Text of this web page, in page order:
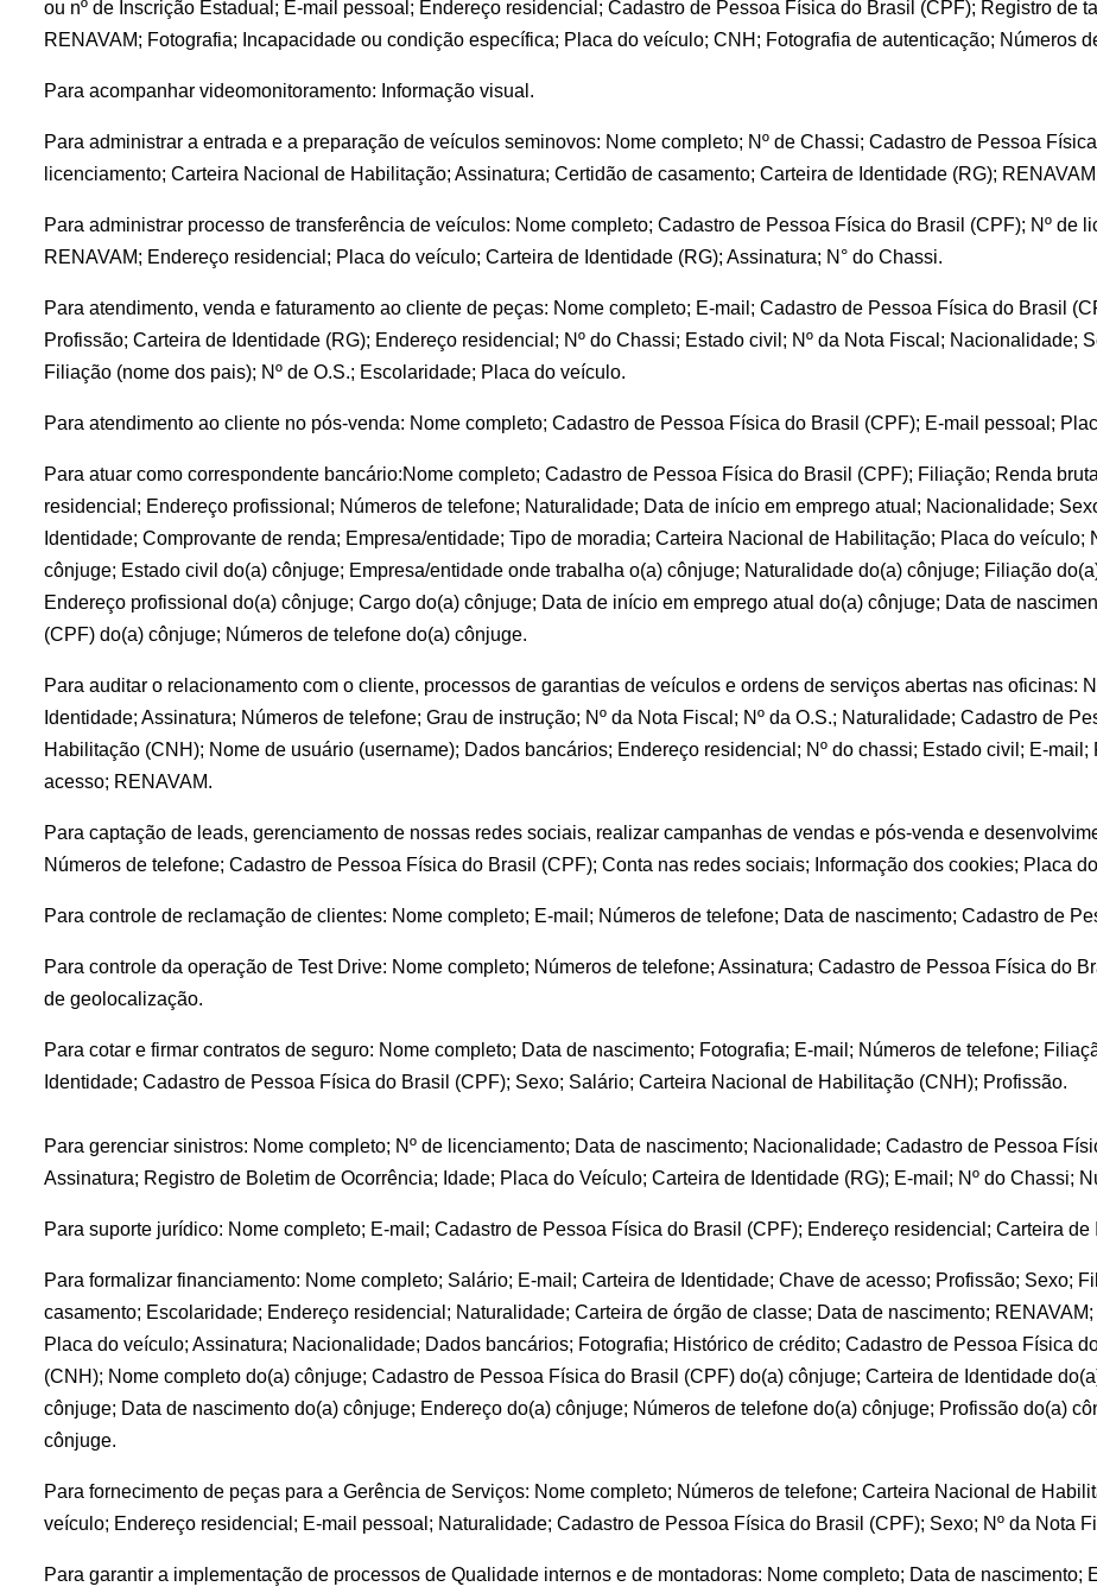
ou nº de Inscrição Estadual; E-mail pessoal; Endereço residencial; Cadastro de Pessoa Física do Brasil (CPF); Registro de
RENAVAM; Fotografia; Incapacidade ou condição específica; Placa do veículo; CNH; Fotografia de autenticação; Números
Para acompanhar videomonitoramento: Informação visual.
Para administrar a entrada e a preparação de veículos seminovos: Nome completo; Nº de Chassi; Cadastro de Pessoa
licenciamento; Carteira Nacional de Habilitação; Assinatura; Certidão de casamento; Carteira de Identidade (RG);
Para administrar processo de transferência de veículos: Nome completo; Cadastro de Pessoa Física do Brasil (CPF); Nº de
RENAVAM; Endereço residencial; Placa do veículo; Carteira de Identidade (RG); Assinatura; N° do Chassi.
Para atendimento, venda e faturamento ao cliente de peças: Nome completo; E-mail; Cadastro de Pessoa Física do Brasil
Profissão; Carteira de Identidade (RG); Endereço residencial; Nº do Chassi; Estado civil; Nº da Nota Fiscal; Nacionalidade;
Filiação (nome dos pais); Nº de O.S.; Escolaridade; Placa do veículo.
Para atendimento ao cliente no pós-venda: Nome completo; Cadastro de Pessoa Física do Brasil (CPF); E-mail pessoal;
Para atuar como correspondente bancário:Nome completo; Cadastro de Pessoa Física do Brasil (CPF); Filiação; Renda
residencial; Endereço profissional; Números de telefone; Naturalidade; Data de início em emprego atual; Nacionalidade;
Identidade; Comprovante de renda; Empresa/entidade; Tipo de moradia; Carteira Nacional de Habilitação; Placa do
cônjuge; Estado civil do(a) cônjuge; Empresa/entidade onde trabalha o(a) cônjuge; Naturalidade do(a) cônjuge; Filiação
Endereço profissional do(a) cônjuge; Cargo do(a) cônjuge; Data de início em emprego atual do(a) cônjuge; Data de
(CPF) do(a) cônjuge; Números de telefone do(a) cônjuge.
Para auditar o relacionamento com o cliente, processos de garantias de veículos e ordens de serviços abertas nas oficinas:
Identidade; Assinatura; Números de telefone; Grau de instrução; Nº da Nota Fiscal; Nº da O.S.; Naturalidade; Cadastro de
Habilitação (CNH); Nome de usuário (username); Dados bancários; Endereço residencial; Nº do chassi; Estado civil; E-
acesso; RENAVAM.
Para captação de leads, gerenciamento de nossas redes sociais, realizar campanhas de vendas e pós-venda e
Números de telefone; Cadastro de Pessoa Física do Brasil (CPF); Conta nas redes sociais; Informação dos cookies; Placa
Para controle de reclamação de clientes: Nome completo; E-mail; Números de telefone; Data de nascimento; Cadastro de
Para controle da operação de Test Drive: Nome completo; Números de telefone; Assinatura; Cadastro de Pessoa Física do
de geolocalização.
Para cotar e firmar contratos de seguro: Nome completo; Data de nascimento; Fotografia; E-mail; Números de telefone;
Identidade; Cadastro de Pessoa Física do Brasil (CPF); Sexo; Salário; Carteira Nacional de Habilitação (CNH); Profissão.
Para gerenciar sinistros: Nome completo; Nº de licenciamento; Data de nascimento; Nacionalidade; Cadastro de Pessoa
Assinatura; Registro de Boletim de Ocorrência; Idade; Placa do Veículo; Carteira de Identidade (RG); E-mail; Nº do Chassi;
Para suporte jurídico: Nome completo; E-mail; Cadastro de Pessoa Física do Brasil (CPF); Endereço residencial; Carteira de
Para formalizar financiamento: Nome completo; Salário; E-mail; Carteira de Identidade; Chave de acesso; Profissão; Sexo;
casamento; Escolaridade; Endereço residencial; Naturalidade; Carteira de órgão de classe; Data de nascimento;
Placa do veículo; Assinatura; Nacionalidade; Dados bancários; Fotografia; Histórico de crédito; Cadastro de Pessoa Física
(CNH); Nome completo do(a) cônjuge; Cadastro de Pessoa Física do Brasil (CPF) do(a) cônjuge; Carteira de Identidade
cônjuge; Data de nascimento do(a) cônjuge; Endereço do(a) cônjuge; Números de telefone do(a) cônjuge; Profissão do(a)
cônjuge.
Para fornecimento de peças para a Gerência de Serviços: Nome completo; Números de telefone; Carteira Nacional de
veículo; Endereço residencial; E-mail pessoal; Naturalidade; Cadastro de Pessoa Física do Brasil (CPF); Sexo; Nº da Nota
Para garantir a implementação de processos de Qualidade internos e de montadoras: Nome completo; Data de nascimento;